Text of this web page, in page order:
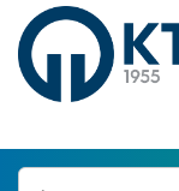
Ara